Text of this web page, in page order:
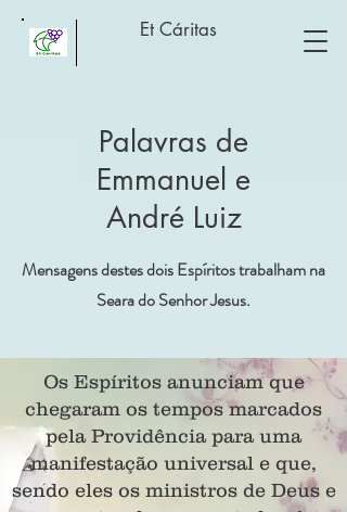
Et Cáritas
Palavras de
Emmanuel e
André Luiz
Mensagens destes dois Espíritos trabalham na
Seara do Senhor Jesus.
Os Espíritos anunciam que
chegaram os tempos marcados
pela Providência para uma
manifestação universal e que,
sendo eles os ministros de Deus e